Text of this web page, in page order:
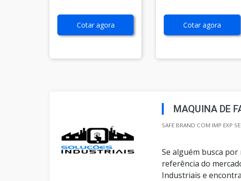
Cotar agora Cotar agora
MAQUINA DE
SAFE BRAND COM IMP EXP
Se alguém busca
referência do
Industriais e